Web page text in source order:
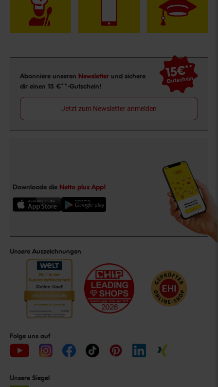
Newsletter Anmeldung
Abonniere unseren Newsletter und sichere
dir einen 15 €**-Gutschein!
15€**
Gutschein
Jetzt zum Newsletter anmelden
Downloade die Netto plus App!
Unsere Auszeichnungen
Folge uns auf
Unsere Siegel